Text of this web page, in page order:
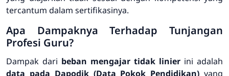
tercantum dalam sertifikasinya.
Apa Dampaknya Terhadap Tunjangan
Profesi Guru?
Dampak dari beban mengajar tidak linier ini adalah
data pada Dapodik (Data Pokok Pendidikan) yang